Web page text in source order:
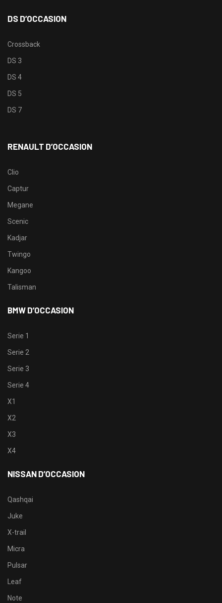
DS D’OCCASION
Crossback
DS 3
DS 4
DS 5
DS 7
RENAULT D’OCCASION
Clio
Captur
Megane
Scenic
Kadjar
Twingo
Kangoo
Talisman
BMW D’OCCASION
Serie 1
Serie 2
Serie 3
Serie 4
X1
X2
X3
X4
NISSAN D’OCCASION
Qashqai
Juke
X-trail
Micra
Pulsar
Leaf
Note